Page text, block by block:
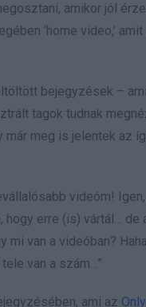
amikor jól
‘home video,’
bejegyzések –
tagok tudnak
már meg is jelentek az
videóm!
hogy erre (is) vártál… de
mi van a videóban?
van a szám…”
ami az